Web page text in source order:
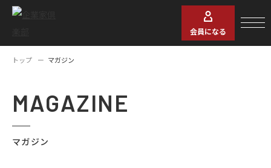
会員になる
トップ マガジン
MAGAZINE
マガジン